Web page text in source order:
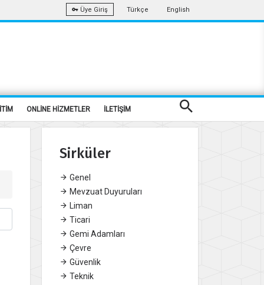
Üye Giriş Türkçe English
ONLİNE HİZMETLER İLETİŞİM
Sirküler
Genel
Mevzuat Duyuruları
Liman
Ticari
Gemi Adamları
Çevre
Güvenlik
Teknik